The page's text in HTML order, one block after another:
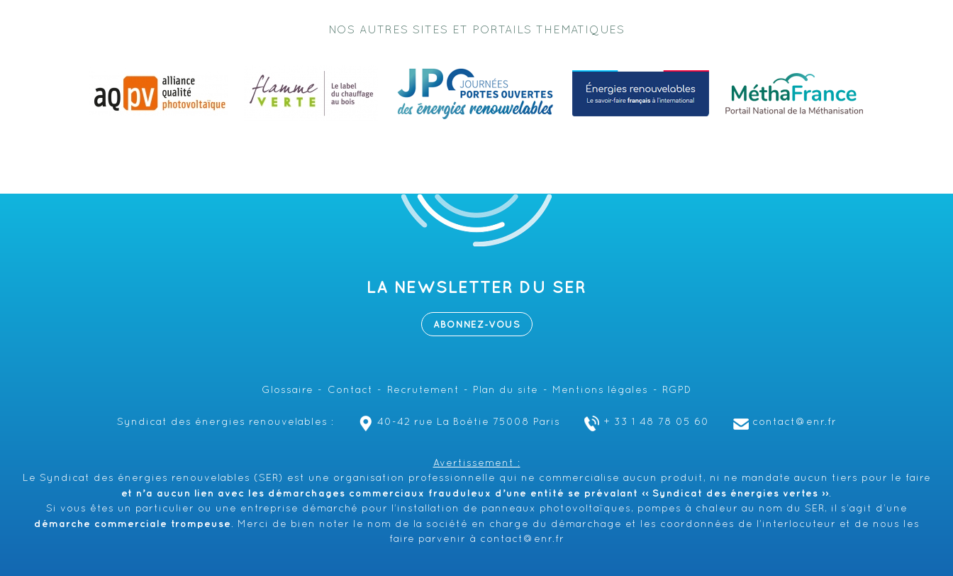
NOS AUTRES SITES ET PORTAILS THEMATIQUES
LA NEWSLETTER DU SER
ABONNEZ-VOUS
Glossaire Contact Recrutement Plan du site Mentions légales RGPD
Syndicat des énergies renouvelables : 40-42 rue La Boétie 75008 Paris + 33 1 48 78 05 60 contact@enr.fr
Avertissement :
Le Syndicat des énergies renouvelables (SER) est une organisation professionnelle qui ne commercialise aucun produit, ni ne mandate aucun tiers pour le faire
et n’a aucun lien avec les démarchages commerciaux frauduleux d’une entité se prévalant ‹‹ Syndicat des énergies vertes ››.
Si vous êtes un particulier ou une entreprise démarché pour l’installation de panneaux photovoltaïques, pompes à chaleur au nom du SER, il s’agit d’une
démarche commerciale trompeuse . Merci de bien noter le nom de la société en charge du démarchage et les coordonnées de l’interlocuteur et de nous les
faire parvenir à
contact@enr.fr